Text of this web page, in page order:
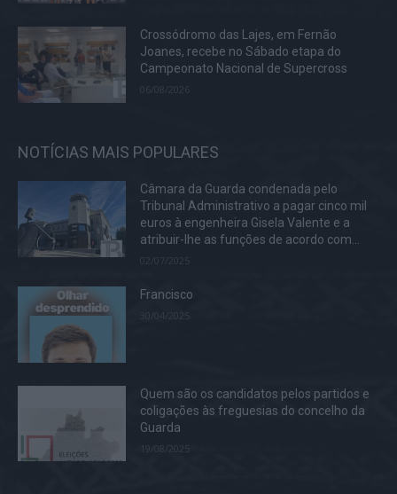
Crossódromo das Lajes, em Fernão
Joanes, recebe no Sábado etapa do
Campeonato Nacional de Supercross
06/08/2026
NOTÍCIAS MAIS POPULARES
Câmara da Guarda condenada pelo
Tribunal Administrativo a pagar cinco mil
euros à engenheira Gisela Valente e a
atribuir-lhe as funções de acordo com...
02/07/2025
Francisco
Quem são os candidatos pelos partidos e
coligações às freguesias do concelho da
Guarda
19/08/2025